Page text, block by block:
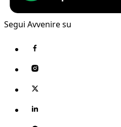
Segui Avvenire su